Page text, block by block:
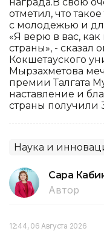
отметил, что
с молодежью и
«Я верю в вас,
страны», - сказал
Кокшетауского
Мырзахметова
премии Талгата
наставление и
страны получили
Наука и
Сара
Автор
12:44, 06 Августа 2026